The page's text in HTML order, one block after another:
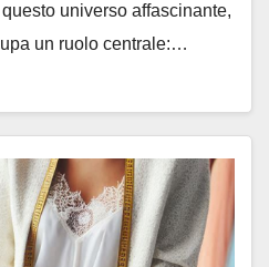
universo affascinante,
un ruolo centrale:…